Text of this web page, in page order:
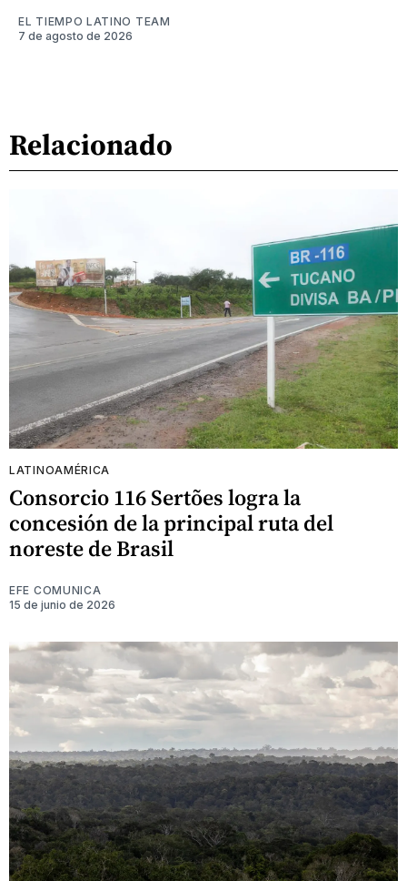
EL TIEMPO LATINO TEAM
7 de agosto de 2026
Relacionado
LATINOAMÉRICA
Consorcio 116 Sertões logra la
concesión de la principal ruta del
noreste de Brasil
EFE COMUNICA
15 de junio de 2026